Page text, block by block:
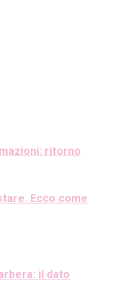
ritorno
Ecco come
il dato